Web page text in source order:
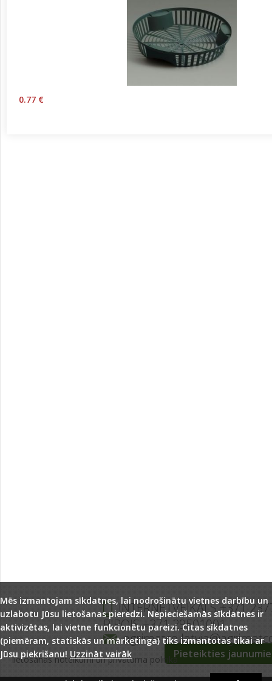
0.77 €
Pieteikties
INTERNETVEIKALS +371
BIROJS +371 29501001
lietošanas noteikumi un privātuma politika
Mēs izmantojam sīkdatnes, lai nodrošinātu vietnes darbību un
uzlabotu Jūsu lietošanas pieredzi. Nepieciešamās sīkdatnes ir
aktivizētas, lai vietne funkcionētu pareizi. Citas sīkdatnes
(piemēram, statiskās un mārketinga) tiks izmantotas tikai ar
Jūsu piekrišanu! Uzzināt vairāk